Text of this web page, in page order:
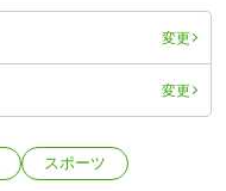
変更
変更
スポーツ